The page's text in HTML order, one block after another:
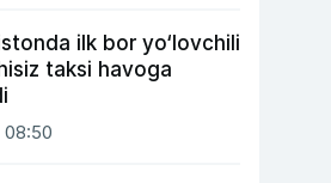
ilk bor yo‘lovchili
taksi havoga
08:50